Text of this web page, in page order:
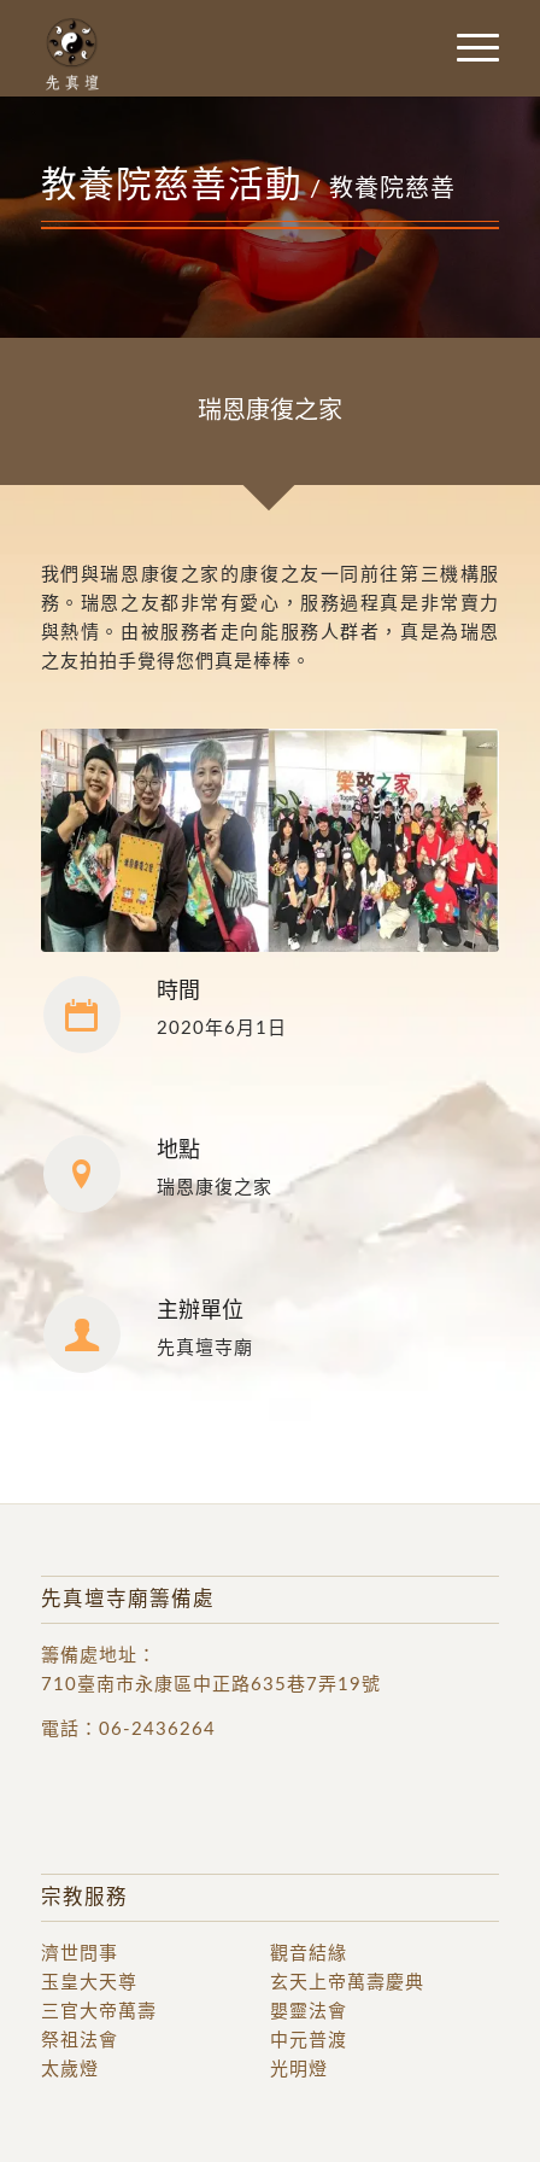
教養院慈善活動/ 教養院慈善
瑞恩康復之家
我們與瑞恩康復之家的康復之友一同前往第三機構服
務。瑞恩之友都非常有愛心，服務過程真是非常賣力
與熱情。由被服務者走向能服務人群者，真是為瑞恩
之友拍拍手覺得您們真是棒棒。
時間
2020年6月1日
地點
瑞恩康復之家
主辦單位
先真壇寺廟
先真壇寺廟籌備處
籌備處地址 ：
710臺南市永康區中正路635巷7弄19號
電話： 06-2436264
宗教服務
濟世問事
觀音結緣
玉皇大天尊
三官大帝萬壽
玄天上帝萬壽慶典
嬰靈法會
祭祖法會
中元普渡
太歲燈
光明燈